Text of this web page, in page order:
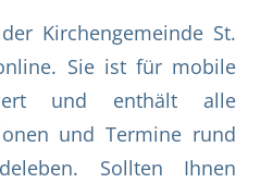
Kirchengemeinde St.
Sie ist für mobile
und enthält alle
und Termine rund
Sollten Ihnen